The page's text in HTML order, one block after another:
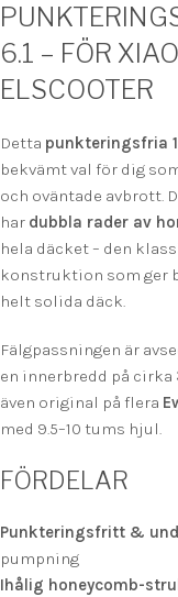
6.1 – FÖR
ELSCOOTER
Detta punkteringsfria
bekvämt val för dig
och oväntade avbrott.
har dubbla rader av
hela däcket – den
konstruktion som ger
helt solida däck.
Fälgpassningen är
en innerbredd på cirka
även original på flera
med 9.5–10 tums hjul.
FÖRDELAR
Punkteringsfritt &
pumpning
Ihålig honeycomb-